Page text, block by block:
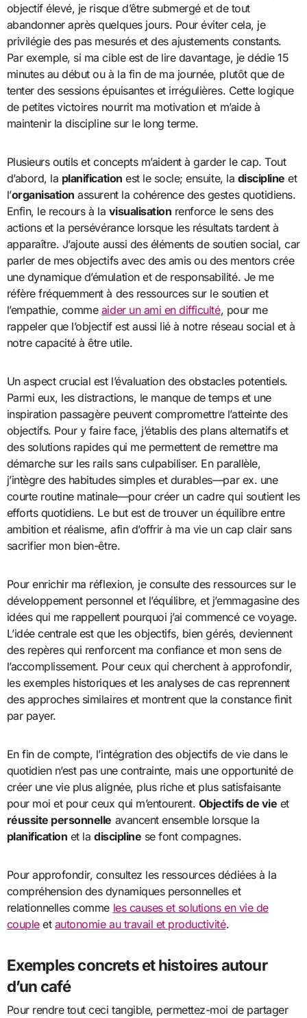
objectif élevé, je risque d’être submergé et de tout
abandonner après quelques jours. Pour éviter cela, je
privilégie des pas mesurés et des ajustements constants.
Par exemple, si ma cible est de lire davantage, je dédie 15
minutes au début ou à la fin de ma journée, plutôt que de
tenter des sessions épuisantes et irrégulières. Cette logique
de petites victoires nourrit ma motivation et m’aide à
maintenir la discipline sur le long terme.
Plusieurs outils et concepts m’aident à garder le cap. Tout
d’abord, la planification est le socle; ensuite, la discipline et
l’organisation assurent la cohérence des gestes quotidiens.
Enfin, le recours à la visualisation renforce le sens des
actions et la persévérance lorsque les résultats tardent à
apparaître. J’ajoute aussi des éléments de soutien social, car
parler de mes objectifs avec des amis ou des mentors crée
une dynamique d’émulation et de responsabilité. Je me
réfère fréquemment à des ressources sur le soutien et
l’empathie, comme aider un ami en difficulté, pour me
rappeler que l’objectif est aussi lié à notre réseau social et à
notre capacité à être utile.
Un aspect crucial est l’évaluation des obstacles potentiels.
Parmi eux, les distractions, le manque de temps et une
inspiration passagère peuvent compromettre l’atteinte des
objectifs. Pour y faire face, j’établis des plans alternatifs et
des solutions rapides qui me permettent de remettre ma
démarche sur les rails sans culpabiliser. En parallèle,
j’intègre des habitudes simples et durables—par ex. une
courte routine matinale—pour créer un cadre qui soutient les
efforts quotidiens. Le but est de trouver un équilibre entre
ambition et réalisme, afin d’offrir à ma vie un cap clair sans
sacrifier mon bien-être.
Pour enrichir ma réflexion, je consulte des ressources sur le
développement personnel et l’équilibre, et j’emmagasine des
idées qui me rappellent pourquoi j’ai commencé ce voyage.
L’idée centrale est que les objectifs, bien gérés, deviennent
des repères qui renforcent ma confiance et mon sens de
l’accomplissement. Pour ceux qui cherchent à approfondir,
les exemples historiques et les analyses de cas reprennent
des approches similaires et montrent que la constance finit
par payer.
En fin de compte, l’intégration des objectifs de vie dans le
quotidien n’est pas une contrainte, mais une opportunité de
créer une vie plus alignée, plus riche et plus satisfaisante
pour moi et pour ceux qui m’entourent. Objectifs de vie et
réussite personnelle avancent ensemble lorsque la
planification et la discipline se font compagnes.
Pour approfondir, consultez les ressources dédiées à la
compréhension des dynamiques personnelles et
relationnelles comme les causes et solutions en vie de
coupleet autonomie au travail et productivité.
Exemples concrets et histoires autour
d’un café
Pour rendre tout ceci tangible, permettez-moi de partager